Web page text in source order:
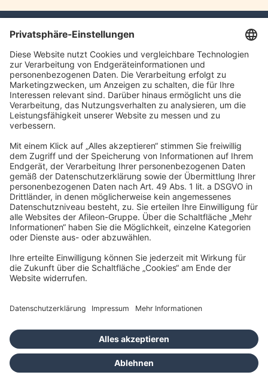
TLC GmbH TAX
Meierottostr. 8
10719 Berlin
info@tlc.ag
Impressum
Datenschutz
Barrierefreiheit
Cookies